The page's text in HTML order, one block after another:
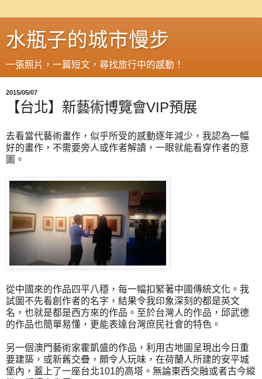
水瓶子的城市慢步
一張照片，一篇短文，尋找旅行中的感動！
2015/05/07
【台北】新藝術博覽會VIP預展
去看當代藝術畫作，似乎所受的感動逐年減少，我認為一幅
好的畫作，不需要旁人或作者解讀，一眼就能看穿作者的意
圖。
從中國來的作品四平八穩，每一幅扣緊著中國傳統文化。我
試圖不先看創作者的名字，結果令我印象深刻的都是英文
名，也就是都是西方來的作品。至於台灣人的作品，邱武德
的作品也簡單易懂，更能表達台灣庶民社會的特色。
另一個澳門藝術家霍凱盛的作品，利用古地圖呈現出今日重
要建築，或新舊交疊，頗令人玩味，在荷蘭人所建的安平城
堡內，蓋上了一座台北101的高塔。無論東西交融或者古今縱